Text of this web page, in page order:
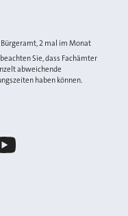
2 mal im Monat
Sie, dass Fachämter
abweichende
haben können.